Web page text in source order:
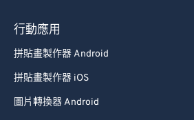
行動應用
拼貼畫製作器 Android
拼貼畫製作器 iOS
圖片轉換器 Android